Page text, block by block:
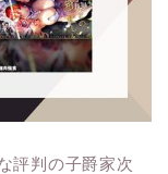
評判の子爵家次